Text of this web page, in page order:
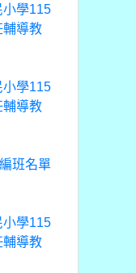
小學115
輔導教
小學115
輔導教
班名單
小學115
輔導教